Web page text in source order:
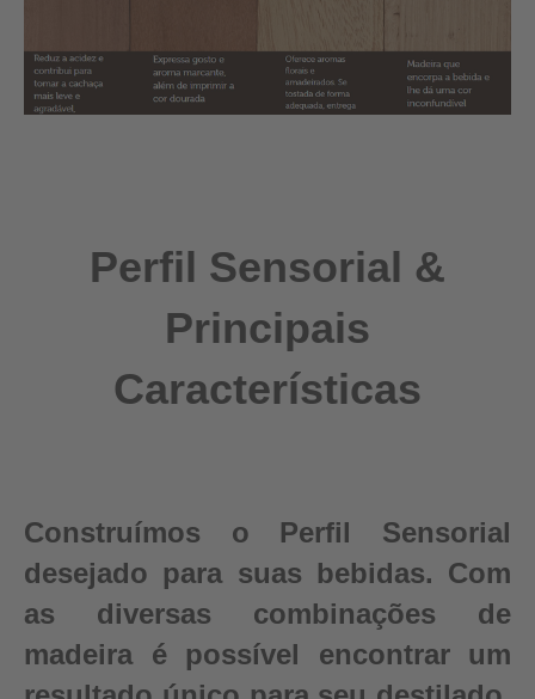
Perfil Sensorial &
Principais
Características
Construímos o Perfil Sensorial
desejado para suas bebidas. Com
as diversas combinações de
madeira é possível encontrar um